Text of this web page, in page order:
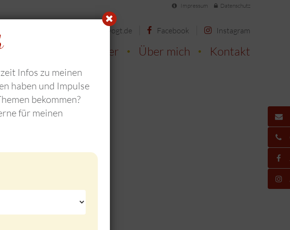
Impressum Datenschutz
info@barbara-vogt.de Facebook Instagram
Newsletter Über mich Kontakt
Infos zu meinen
haben und Impulse
bekommen?
für meinen